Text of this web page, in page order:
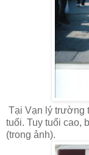
Tại Vạn lý trường
tuổi. Tuy tuổi cao,
(trong ảnh).